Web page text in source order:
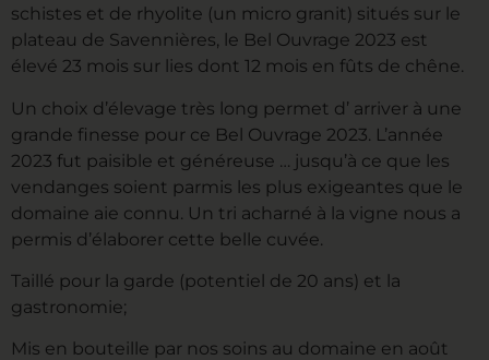
schistes et de rhyolite (un micro granit) situés sur le
plateau de Savennières, le Bel Ouvrage 2023 est
élevé 23 mois sur lies dont 12 mois en fûts de chêne.
Un choix d’élevage très long permet d’ arriver à une
grande finesse pour ce Bel Ouvrage 2023. L’année
2023 fut paisible et généreuse … jusqu’à ce que les
vendanges soient parmis les plus exigeantes que le
domaine aie connu. Un tri acharné à la vigne nous a
permis d’élaborer cette belle cuvée.
Taillé pour la garde (potentiel de 20 ans) et la
gastronomie;
Mis en bouteille par nos soins au domaine en août